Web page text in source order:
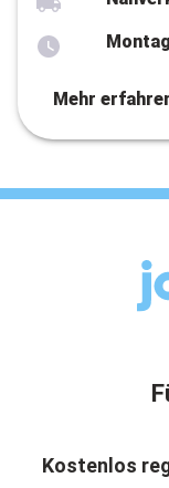
Mehr
Kostenlos